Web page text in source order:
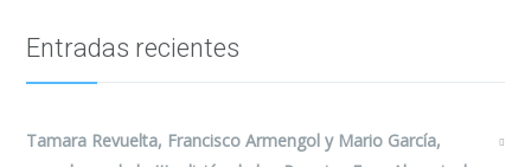
Entradas recientes
Tamara Revuelta, Francisco Armengol y Mario García,